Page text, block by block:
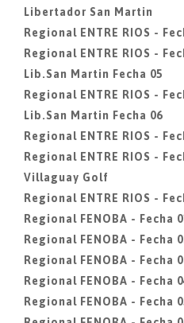
Libertador San Martin
Regional ENTRE RIOS -
Regional ENTRE RIOS -
Lib.San Martin Fecha 05
Regional ENTRE RIOS -
Lib.San Martin Fecha 06
Regional ENTRE RIOS -
Regional ENTRE RIOS -
Villaguay Golf
Regional ENTRE RIOS -
Regional FENOBA - Fecha
Regional FENOBA - Fecha
Regional FENOBA - Fecha
Regional FENOBA - Fecha
Regional FENOBA - Fecha